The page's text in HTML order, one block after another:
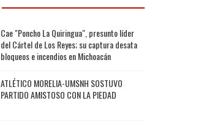
Cae "Poncho La Quiringua", presunto líder
del Cártel de Los Reyes; su captura desata
bloqueos e incendios en Michoacán
ATLÉTICO MORELIA-UMSNH SOSTUVO
PARTIDO AMISTOSO CON LA PIEDAD